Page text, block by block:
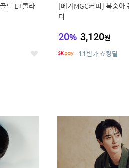
드 L+콜라
좋
[메가MGC커피] 복숭아
디
20% 3,120원
11번가 쇼킹딜